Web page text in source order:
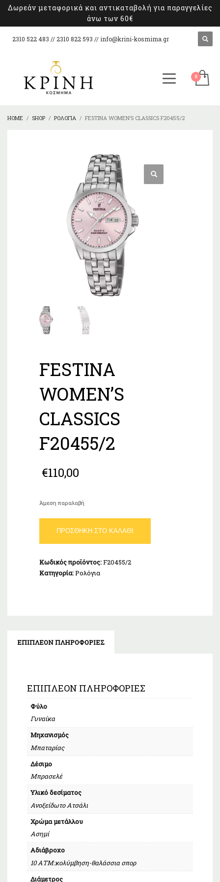
Δωρεάν μεταφορικά και αντικαταβολή για παραγγελίες
άνω των 60€
2310 522 483 // 2310 822 593 // info@krini-kosmima.gr
HOME SHOP ΡΟΛΌΓΙΑ FESTINA WOMEN’S CLASSICS F20455/2
FESTINA
WOMEN’S
CLASSICS
F20455/2
€110,00
Άμεση παραλαβή
WOMEN'S
CLASSICS
ποσότητα
ΠΡΟΣΘΉΚΗ ΣΤΟ ΚΑΛΆΘΙ
Κωδικός προϊόντος:F20455/2
Κατηγορία:Ρολόγια
ΕΠΙΠΛΈΟΝ ΠΛΗΡΟΦΟΡΊΕΣ
ΕΠΙΠΛΈΟΝ ΠΛΗΡΟΦΟΡΊΕΣ
Φύλο
Γυναίκα
Μηχανισμός
Μπαταρίας
Δέσιμο
Μπρασελέ
Υλικό δεσίματος
Ανοξείδωτο Ατσάλι
Χρώμα μετάλλου
Ασημί
Αδιάβροχο
10 ΑΤΜ:κολύμβηση-θαλάσσια σπορ
Διάμετρος